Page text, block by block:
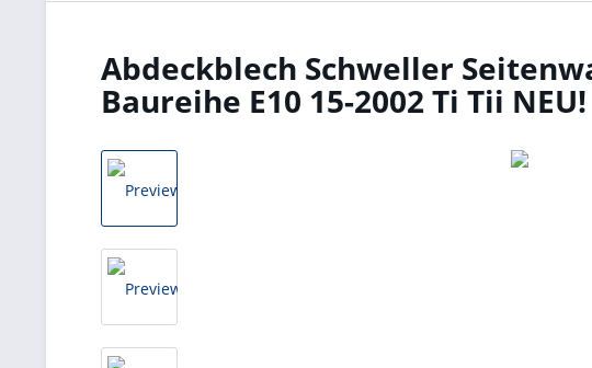
Abdeckblech Schweller
Baureihe E10 15-2002 Ti Tii NEU!